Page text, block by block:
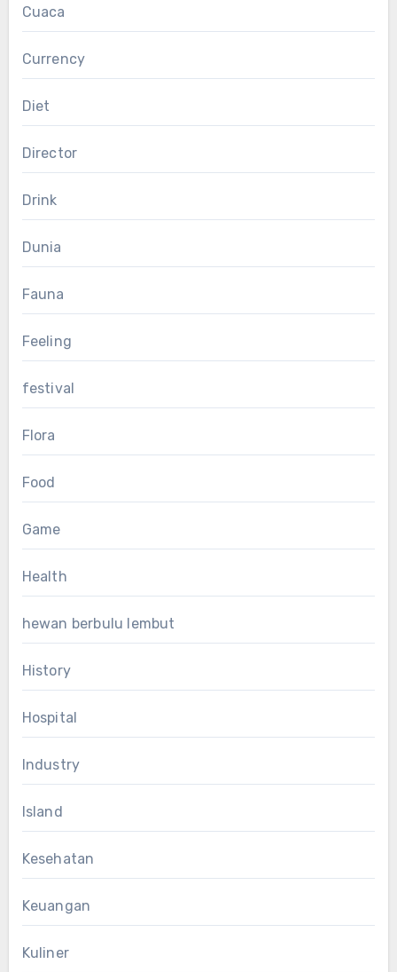
Cuaca
Currency
Diet
Director
Drink
Dunia
Fauna
Feeling
festival
Flora
Food
Game
Health
hewan berbulu lembut
History
Hospital
Industry
Island
Kesehatan
Keuangan
Kuliner